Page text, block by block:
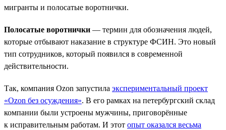
мигранты и полосатые воротнички.
Полосатые воротнички — термин для обозначения людей,
которые отбывают наказание в структуре ФСИН. Это новый
тип сотрудников, который появился в современной
действительности.
Так, компания Ozon запустила экспериментальный проект
«Ozon без осуждения». В его рамках на петербургский склад
компании были устроены мужчины, приговорённые
к исправительным работам. И этот опыт оказался весьма